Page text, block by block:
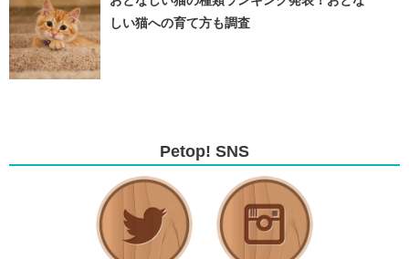
しい猫への育て方も調査
Petop! SNS